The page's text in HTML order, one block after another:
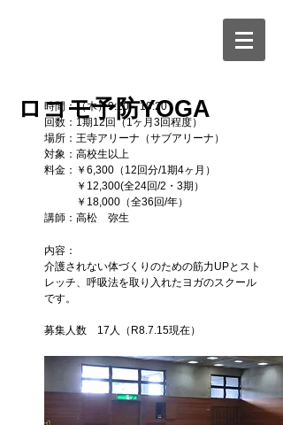
ロコモ予防YOGA
時間：（木）9:20～10:20
回数：1期12回（1ヶ月3回程度）
場所：王寺アリーナ（サブアリーナ）
対象：高校生以上
料金：￥6,300（12回分/1期4ヶ月）
￥12,300(全24回/2・3期）
￥18,000（全36回/年）
講師：高松 弥生
内容：
介護されない体づくりのための筋力UPとスト
レッチ、呼吸法を取り入れたヨガのスクール
です。
募集人数 17人（R8.7.15現在）